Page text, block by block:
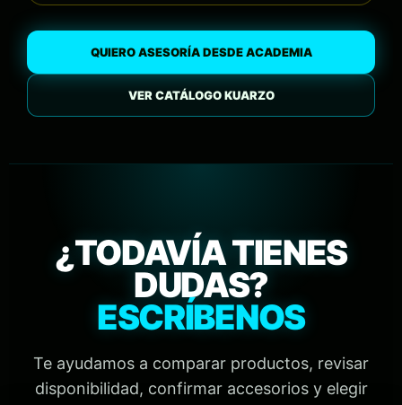
QUIERO ASESORÍA DESDE ACADEMIA
VER CATÁLOGO KUARZO
¿TODAVÍA TIENES
DUDAS?
ESCRÍBENOS
Te ayudamos a comparar productos, revisar
disponibilidad, confirmar accesorios y elegir